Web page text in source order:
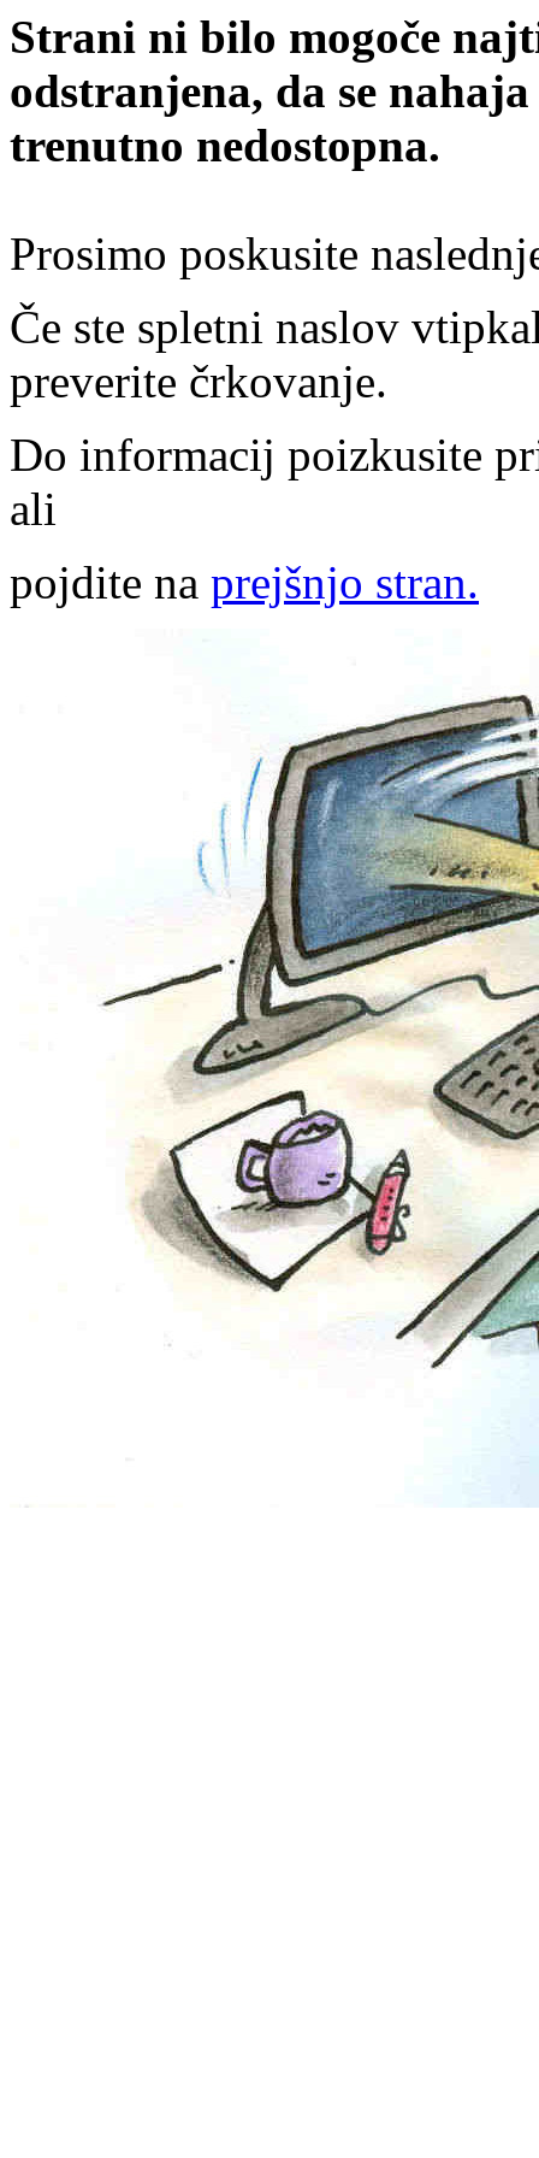
Strani ni bilo mogoče
odstranjena, da se
trenutno nedostopna.
Prosimo poskusite
Če ste spletni naslov
preverite črkovanje.
Do informacij poizkusite
ali
pojdite na prejšnjo stran.